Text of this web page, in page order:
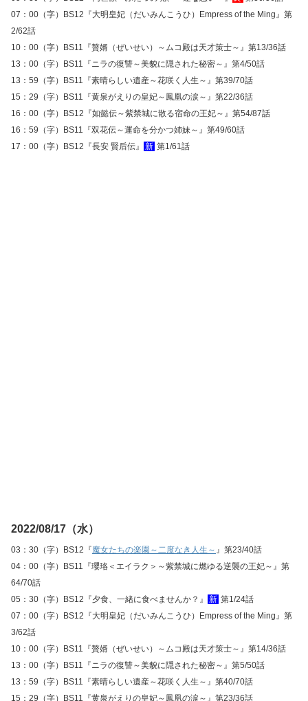
07：00（字）BS12『大明皇妃（だいみんこうひ）Empress of the Ming』第
2/62話
10：00（字）BS11『贅婿（ぜいせい）～ムコ殿は天才策士～』第13/36話
13：00（字）BS11『ニラの復讐～美貌に隠された秘密～』第4/50話
13：59（字）BS11『素晴らしい遺産～花咲く人生～』第39/70話
15：29（字）BS11『黄泉がえりの皇妃～鳳凰の涙～』第22/36話
16：00（字）BS12『如懿伝～紫禁城に散る宿命の王妃～』第54/87話
16：59（字）BS11『双花伝～運命を分かつ姉妹～』第49/60話
17：00（字）BS12『長安 賢后伝』
新 第1/61話
2022/08/17（水）
03：30（字）BS12『魔女たちの楽園～二度なき人生～ 』第23/40話
04：00（字）BS11『瓔珞＜エイラク＞～紫禁城に燃ゆる逆襲の王妃～』第
64/70話
05：30（字）BS12『夕食、一緒に食べませんか？』
新 第1/24話
07：00（字）BS12『大明皇妃（だいみんこうひ）Empress of the Ming』第
3/62話
10：00（字）BS11『贅婿（ぜいせい）～ムコ殿は天才策士～』第14/36話
13：00（字）BS11『ニラの復讐～美貌に隠された秘密～』第5/50話
13：59（字）BS11『素晴らしい遺産～花咲く人生～』第40/70話
15：29（字）BS11『黄泉がえりの皇妃～鳳凰の涙～』第23/36話